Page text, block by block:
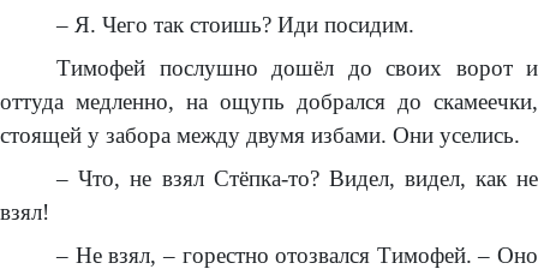
– Я. Чего так стоишь? Иди посидим.
Тимофей послушно дошёл до своих ворот и
оттуда медленно, на ощупь добрался до скамеечки,
стоящей у забора между двумя избами. Они уселись.
– Что, не взял Стёпка-то? Видел, видел, как не
взял!
– Не взял, – горестно отозвался Тимофей. – Оно